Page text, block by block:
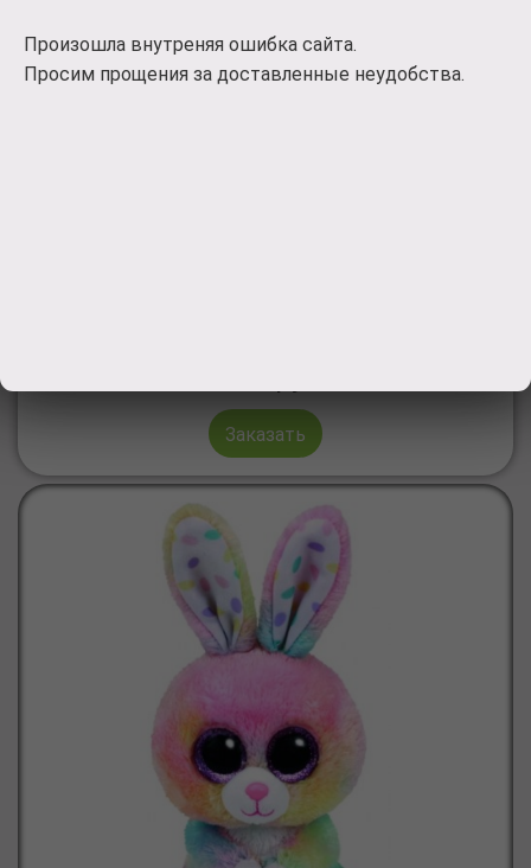
Заказать
Произошла внутреняя ошибка сайта.
Просим прощения за доставленные неудобства.